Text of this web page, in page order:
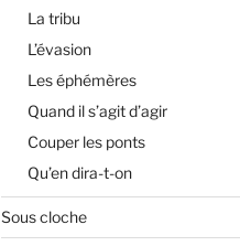
La tribu
L’évasion
Les éphémères
Quand il s’agit d’agir
Couper les ponts
Qu’en dira-t-on
Sous cloche